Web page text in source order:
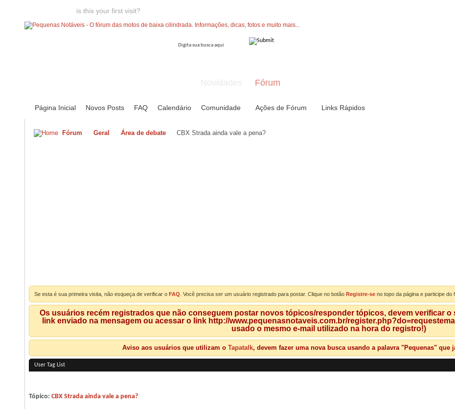
is this your first visit?
Fórum
Página Inicial Novos Posts FAQ Calendário Comunidade Ações de Fórum Links Rápidos
Fórum Geral Área de debate CBX Strada ainda vale a pena?
Se esta é sua primeira visita, não esqueça de verificar o FAQ . Você precisa ser um usuário registrado para postar. Clique no botão Registre-se no topo da página e participe do
Os usuários recém registrados que não conseguem postar novos tópicos/responder tópicos, devem verificar o
link enviado na mensagem ou acessar o link http://www.pequenasnotaveis.com.br/
usado o mesmo e-mail utilizado na hora do registro!)
Aviso aos usuários que utilizam o Tapatalk, devem fazer uma nova busca usando a palavra "Pequenas"
User Tag List
Tópico: CBX Strada ainda vale a pena?